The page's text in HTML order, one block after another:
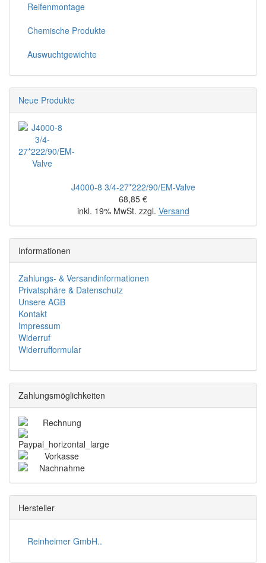
Reifenmontage
Chemische Produkte
Auswuchtgewichte
Neue Produkte
J4000-8 3/4-27*222/90/EM-Valve
68,85 €
inkl. 19% MwSt. zzgl. Versand
Informationen
Zahlungs- & Versandinformationen
Privatsphäre & Datenschutz
Unsere AGB
Kontakt
Impressum
Widerruf
Widerrufformular
Zahlungsmöglichkeiten
Hersteller
Reinheimer GmbH..